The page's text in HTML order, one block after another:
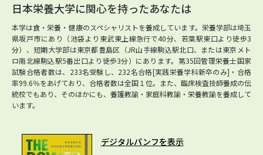
日本栄養大学に関心を持ったあなたは
本学は食・栄養・健康のスペシャリストを養成しています。栄養学部は埼玉
県坂戸市にあり（池袋より東武東上線急行で40分、若葉駅東口より徒歩3
分）、短期大学部は東京都豊島区（JR山手線駒込駅北口、または東京メト
ロ南北線駒込駅5番出口より徒歩3分）にあります。第35回管理栄養士国家
試験合格者数は、233名受験し、232名合格[実践栄養学科新卒のみ]・合格
率99.6％をあげており、合格者数は全国１位。また、臨床検査技師養成の伝
統校でもあり、そのほかにも、養護教諭・家庭科教諭・栄養教諭を養成して
います。
デジタルパンフを表示